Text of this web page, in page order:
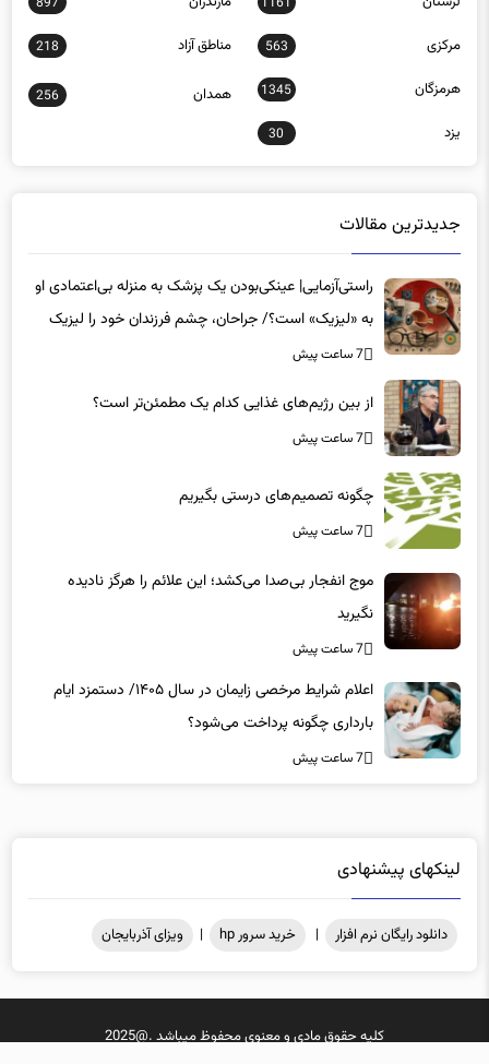
مرکزی 563 مناطق آزاد 218
هرمزگان 1345
256
یزد 30
راستی‌آزمایی| عینکی‌بودن یک پزشک به منزله بی‌اعتمادی او
به «لیزیک» است؟/ جراحان، چشم فرزندان خود را لیزیک
می‌کنند؟
7 ساعت پیش
7 ساعت پیش
7 ساعت پیش
نگیرید
7 ساعت پیش
بارداری چگونه پرداخت می‌شود؟
7 ساعت پیش
دانلود رایگان نرم افزار
کلیه حقوق مادی و معنوی محفوظ میباشد .@2025